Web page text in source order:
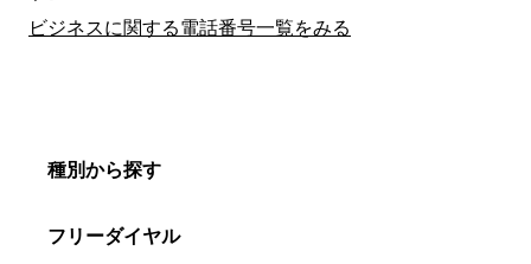
ビジネスに関する電話番号一覧をみる
種別から探す
フリーダイヤル